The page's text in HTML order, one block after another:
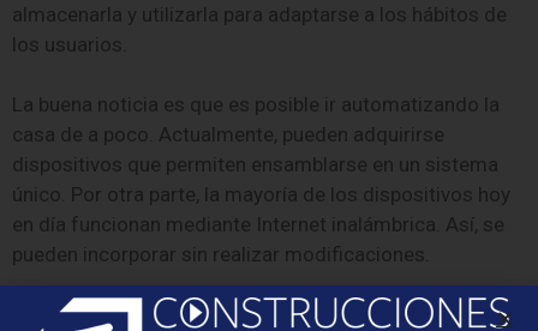
almacenarla y utilizarla para adaptarse a los hábitos de
los usuarios.
La buena noticia es que es posible ir automatizando la
casa de a poco. Actualmente, pueden adquirirse
dispositivos que permiten ensamblarse en un sistema
único. Por otra parte, la mayoría de los dispositivos hoy
en día funcionan mediante Internet inalámbrica. Así, se
pueden incorporar sin realizar modificaciones.
Sin embargo, en el caso de artefactos que deben